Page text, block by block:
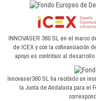
INNOVASER 360 SL en el marco
de ICEX y con la cofinanciación
apoyo es contribuir al
Innovaser360 SL ha recibido un
la Junta de Andalucía para el